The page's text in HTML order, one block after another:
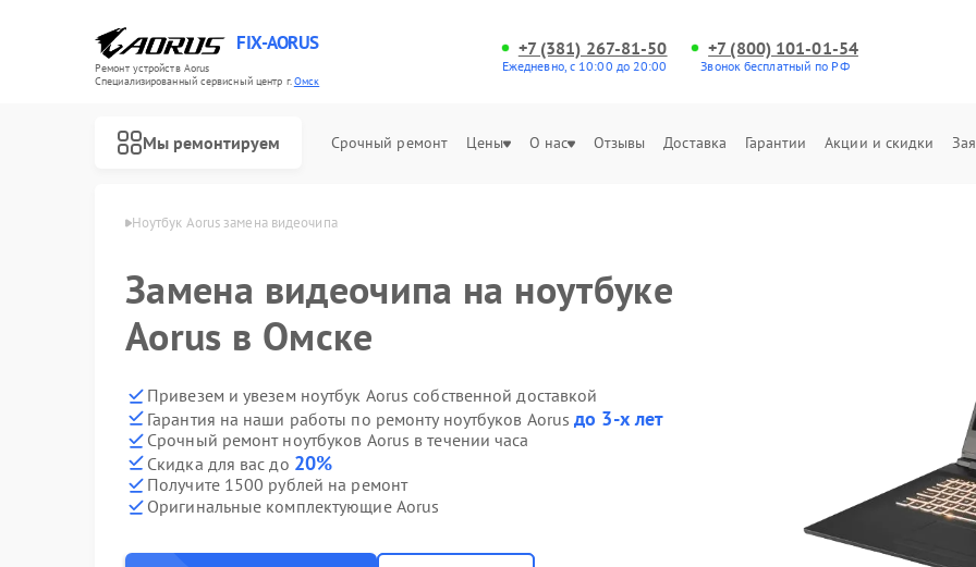
FIX-AORUS
Ремонт устройств Aorus
Специализированный cервисный центр г.Омск
+7 (381) 267-81-50
Ежедневно, с 10:00 до 20:00
+7 (800) 101-01-54
Звонок бесплатный по РФ
Мы ремонтируем Срочный ремонт Цены О нас Отзывы Доставка Гарантии Акции и скидки
Ноутбук Aorus замена видеочипа
Замена видеочипа на ноутбуке
Aorus в Омске
Привезем и увезем ноутбук Aorus собственной доставкой
Гарантия на наши работы по ремонту ноутбуков Aorusдо 3-х лет
Срочный ремонт ноутбуков Aorus в течении часа
Скидка для вас до 20%
Получите 1500 рублей на ремонт
Оригинальные комплектующие Aorus